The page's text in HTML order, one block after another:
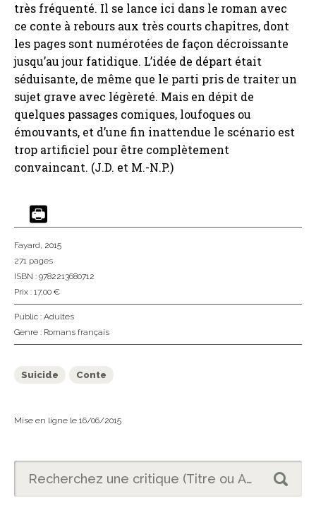
très fréquenté. Il se lance ici dans le roman avec
ce conte à rebours aux très courts chapitres, dont
les pages sont numérotées de façon décroissante
jusqu’au jour fatidique. L’idée de départ était
séduisante, de même que le parti pris de traiter un
sujet grave avec légèreté. Mais en dépit de
quelques passages comiques, loufoques ou
émouvants, et d’une fin inattendue le scénario est
trop artificiel pour être complètement
convaincant. (J.D. et M.-N.P.)
Fayard, 2015
271 pages
ISBN : 9782213680712
Prix : 17,00 €
Public : Adultes
Genre : Romans français
Suicide Conte
Mise en ligne le 16/06/2015